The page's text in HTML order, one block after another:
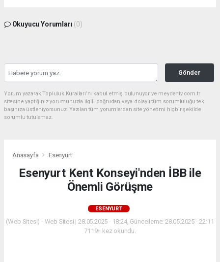
Okuyucu Yorumları (0)
Gönder
Yorum yazarak Topluluk Kuralları’nı kabul etmiş bulunuyor ve meydantv.com.tr
sitesine yaptığınız yorumunuzla ilgili doğrudan veya dolaylı tüm sorumluluğu tek
başınıza üstleniyorsunuz. Yazılan tüm yorumlardan site yönetimi hiçbir şekilde
sorumlu tutulamaz.
Anasayfa Esenyurt
Esenyurt Kent Konseyi'nden İBB ile
Önemli Görüşme
ESENYURT
(Web Sitesi) - Web Sitesi | 28.05.2025 - 18:24, Güncelleme: 28.05.2025 - 22:11
7119+ kez okundu.